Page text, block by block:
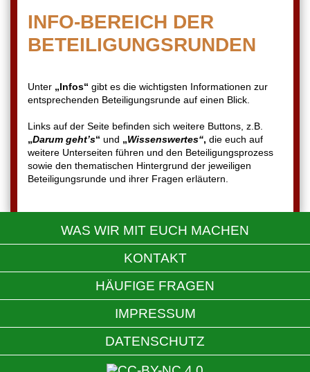
INFO-BEREICH DER
BETEILIGUNGSRUNDEN
Unter „Infos“ gibt es die wichtigsten Informationen zur
entsprechenden Beteiligungsrunde auf einen Blick.
Links auf der Seite befinden sich weitere Buttons, z.B.
„Darum geht’s“ und „Wissenswertes“, die euch auf
weitere Unterseiten führen und den Beteiligungsprozess
sowie den thematischen Hintergrund der jeweiligen
Beteiligungsrunde und ihrer Fragen erläutern.
WAS WIR MIT EUCH MACHEN
KONTAKT
HÄUFIGE FRAGEN
IMPRESSUM
DATENSCHUTZ